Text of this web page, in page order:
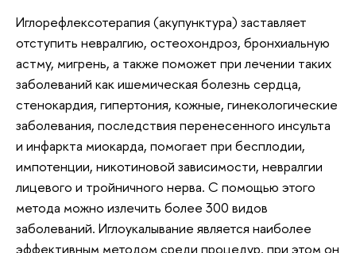
Иглорефлексотерапия (акупунктура) заставляет
отступить невралгию, остеохондроз, бронхиальную
астму, мигрень, а также поможет при лечении таких
заболеваний как ишемическая болезнь сердца,
стенокардия, гипертония, кожные, гинекологические
заболевания, последствия перенесенного инсульта
и инфаркта миокарда, помогает при бесплодии,
импотенции, никотиновой зависимости, невралгии
лицевого и тройничного нерва. С помощью этого
метода можно излечить более 300 видов
заболеваний. Иглоукалывание является наиболее
эффективным методом среди процедур, при этом он